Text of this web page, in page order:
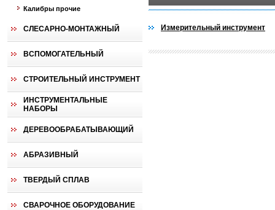
Калибры прочие
СЛЕСАРНО-МОНТАЖНЫЙ
ВСПОМОГАТЕЛЬНЫЙ
СТРОИТЕЛЬНЫЙ ИНСТРУМЕНТ
ИНСТРУМЕНТАЛЬНЫЕ
НАБОРЫ
ДЕРЕВООБРАБАТЫВАЮЩИЙ
АБРАЗИВНЫЙ
ТВЕРДЫЙ СПЛАВ
СВАРОЧНОЕ ОБОРУДОВАНИЕ
Измерительный инструмент